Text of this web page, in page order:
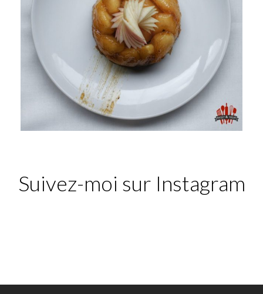
Suivez-moi sur Instagram